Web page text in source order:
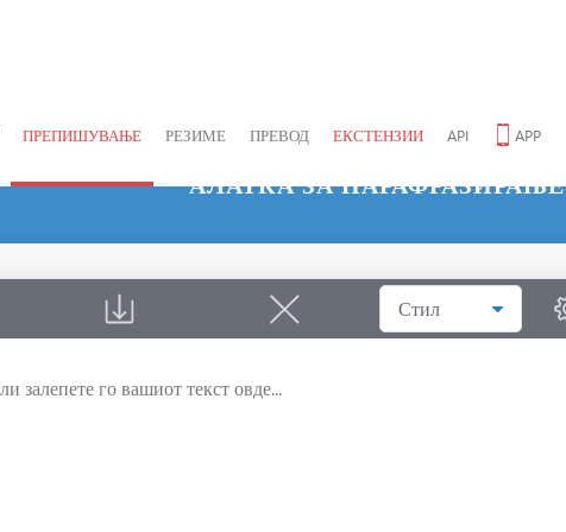
ПРЕПИШУВАЊЕ РЕЗИМЕ ПРЕВОД ЕКСТЕНЗИИ API APP
АЛАТКА ЗА ПАРАФРАЗИРАЊЕ
Стил